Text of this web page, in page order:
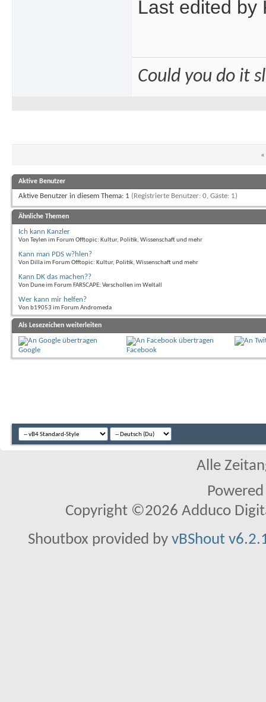
Last edited by
Could you do it
«
Aktive Benutzer
Aktive Benutzer in diesem Thema: 1 (Registrierte Benutzer: 0, Gäste: 1)
Ähnliche Themen
Ich kann Kanzler
Von Teylen im Forum Offtopic: Kultur, Politik, Wissenschaft und mehr
Kann man PDS w?hlen?
Von Dilla im Forum Offtopic: Kultur, Politik, Wissenschaft und mehr
Kann DK das machen??
Von Dune im Forum FARSCAPE: Verschollen im Weltall
Wer kann mir helfen?
Von b19053 im Forum Andromeda
Als Lesezeichen weiterleiten
Google Facebook
Alle
Copyright ©2026 Adduco
Shoutbox provided by vBShout